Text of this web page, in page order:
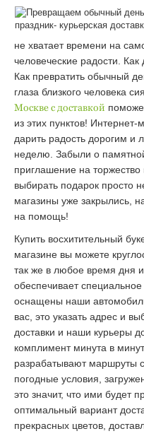
не хватает времени на
человеческие радости.
Как превратить обычный
глаза близкого человека
Москве с доставкой
из этих пунктов!
дарить радость дорогим и
неделю. Забыли о
приглашение на
выбирать подарок просто
магазины уже закрылись,
на помощь!
Купить восхитительный
магазине вы можете
так же в любое время дня
обеспечивает
оснащены наши
вас, это указать адрес и
доставки и наши курьеры
комплимент минута в
разрабатывают маршруты
погодные условия,
это значит, что ими будет
оптимальный вариант
прекрасных цветов,